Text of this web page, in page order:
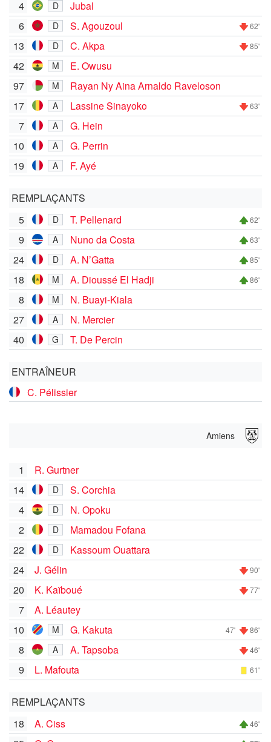
4 D
Jubal
6
D S. Agouzoul 62'
13 D C. Akpa 85'
42 M
E. Owusu
97
M
Rayan Ny Aina Arnaldo Raveloson
17
A Lassine Sinayoko 63'
7 A
G. Hein
10
A
G. Perrin
19
A F. Ayé
REMPLAÇANTS
5
D T. Pellenard 62'
9 A Nuno da Costa 63'
24 D A. N’Gatta 85'
18 M A. Dioussé El Hadji 86'
8 M
N. Buayi-Kiala
27
A
N. Mercier
40
G T. De Percin
ENTRAÎNEUR
C. Pélissier
Amiens
1
R. Gurtner
14
D
S. Corchia
4
D
N. Opoku
2
D
Mamadou Fofana
22
D
Kassoum Ouattara
24
J. Gélin 90'
20 K. Kaïboué 77'
7
A. Léautey
10
M G. Kakuta 47' 86'
8 A A. Tapsoba 46'
9 L. Mafouta 61'
REMPLAÇANTS
18
A. Ciss 46'